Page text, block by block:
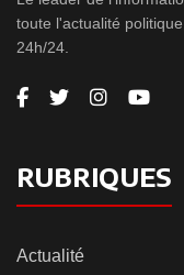
toute l'actualité
24h/24.
RUBRIQUES
Actualité